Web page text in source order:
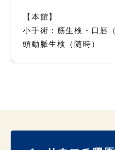
【本館】
小手術：筋生検・口唇
頭動脈生検（随時）